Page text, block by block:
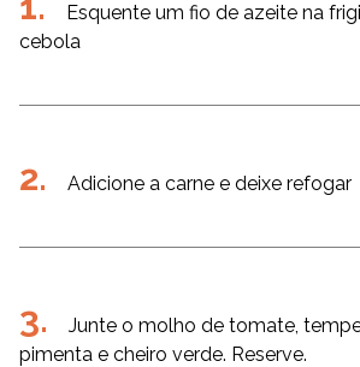
Esquente um fio de azeite na
cebola
Adicione a carne e deixe refogar
Junte o molho de tomate,
pimenta e cheiro verde. Reserve.